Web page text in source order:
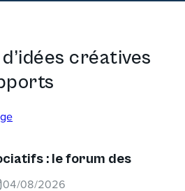
créatives
: le forum des
04/08/2026